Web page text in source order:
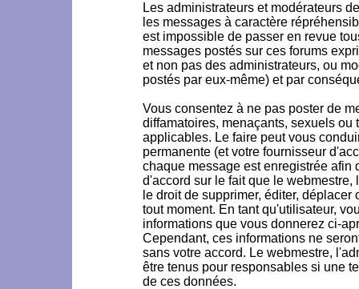
Les administrateurs et modérateurs
les messages à caractère
est impossible de passer en revue
messages postés sur ces forums
et non pas des administrateurs, ou
postés par eux-même) et par
Vous consentez à ne pas poster de
diffamatoires, menaçants, sexuels
applicables. Le faire peut vous
permanente (et votre fournisseur
chaque message est enregistrée afin
d'accord sur le fait que le
le droit de supprimer, éditer,
tout moment. En tant qu'utilisateur,
informations que vous donnerez ci-
Cependant, ces informations ne
sans votre accord. Le webmestre,
être tenus pour responsables si une
de ces données.